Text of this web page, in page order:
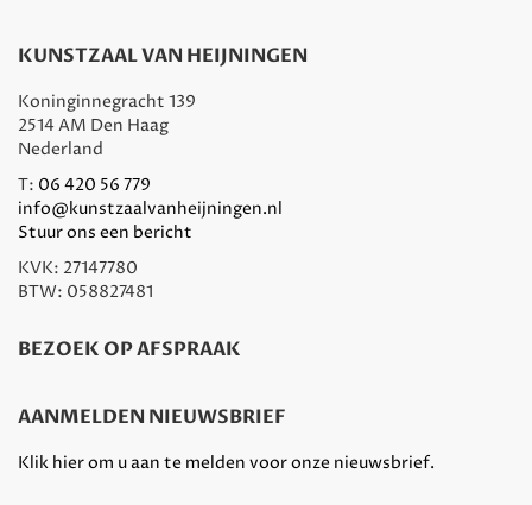
KUNSTZAAL VAN HEIJNINGEN
Koninginnegracht 139
2514 AM Den Haag
Nederland
T: 06 420 56 779
info@kunstzaalvanheijningen.nl
Stuur ons een bericht
KVK: 27147780
BTW: 058827481
BEZOEK OP AFSPRAAK
AANMELDEN NIEUWSBRIEF
Klik hier om u aan te melden voor onze nieuwsbrief.